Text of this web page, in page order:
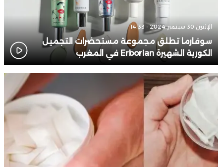
الإثنين 30 سبتمبر 2024 - 14:33
سوفارما تطلق مجموعة مستحضرات التجميل
الكورية الشهيرة Erborian في المغرب